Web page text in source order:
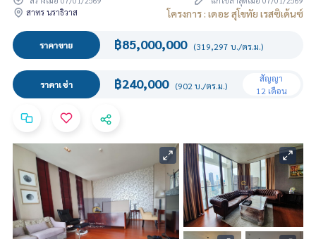
สาทร นราธิวาส
โครงการ : เดอะ สุโขทัย เรสซิเด้นซ์
ราคาขาย ฿85,000,000 (319,297 บ./ตร.ม.)
ราคาเช่า ฿240,000 (902 บ./ตร.ม.)
สัญญา
12 เดือน